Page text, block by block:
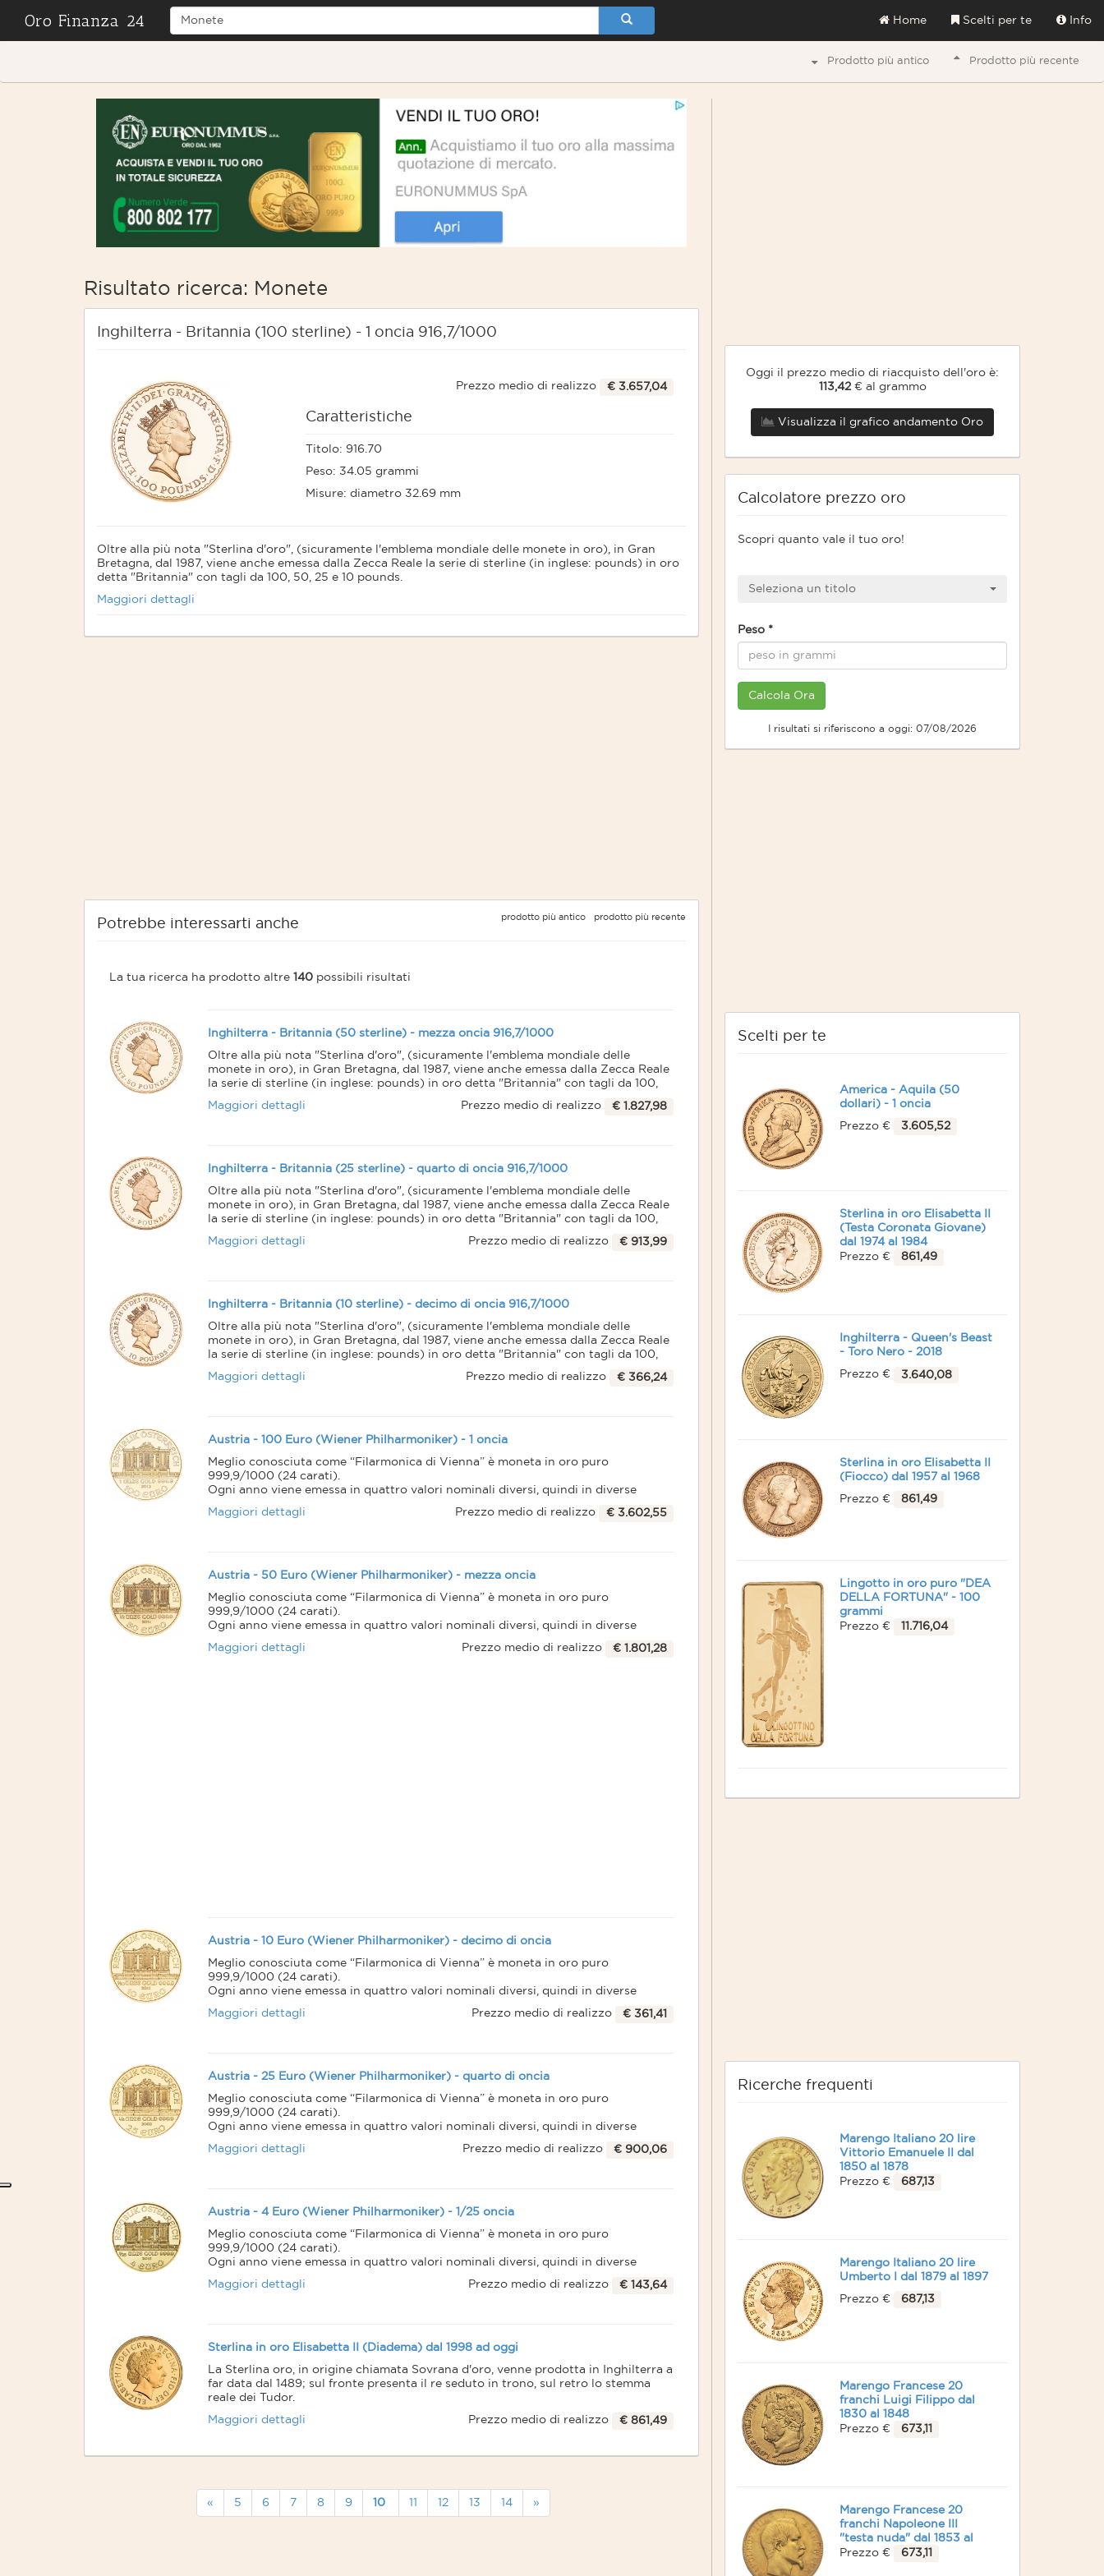
Oro Finanza 24 Home Scelti per te Info
Prodotto più antico Prodotto più recente
Risultato ricerca: Monete
Inghilterra - Britannia (100 sterline) - 1 oncia 916,7/1000
Prezzo medio di realizzo € 3.657,04
Caratteristiche
Titolo: 916.70
Peso: 34.05 grammi
Misure: diametro 32.69 mm
Oltre alla più nota "Sterlina d'oro", (sicuramente l'emblema mondiale delle monete in oro), in Gran
Bretagna, dal 1987, viene anche emessa dalla Zecca Reale la serie di sterline (in inglese: pounds) in oro
detta "Britannia" con tagli da 100, 50, 25 e 10 pounds.
la personificazione di "Britannia", spesso rappresentata mentre impugna un tridente e con il capo
La moneta britannica da 100 sterline-pounds in oro contiene esattamente un'oncia di metallo prezioso.
Maggiori dettagli
prodotto più recente
prodotto più antico
Potrebbe interessarti anche
La tua ricerca ha prodotto altre 140 possibili risultati
Inghilterra - Britannia (50 sterline) - mezza oncia 916,7/1000
Oltre alla più nota "Sterlina d'oro", (sicuramente l'emblema mondiale delle
monete in oro), in Gran Bretagna, dal 1987, viene anche emessa dalla Zecca Reale
la serie di sterline (in inglese: pounds) in oro detta "Britannia" con tagli da 100,
Sul lato dritto appare ovviamente il profilo della Regina Elisabetta II; sul lato
un'oncia di metallo prezioso.
Maggiori dettagli Prezzo medio di realizzo € 1.827,98
Inghilterra - Britannia (25 sterline) - quarto di oncia 916,7/1000
Oltre alla più nota "Sterlina d'oro", (sicuramente l'emblema mondiale delle
monete in oro), in Gran Bretagna, dal 1987, viene anche emessa dalla Zecca Reale
la serie di sterline (in inglese: pounds) in oro detta "Britannia" con tagli da 100,
Sul lato dritto appare ovviamente il profilo della Regina Elisabetta II; sul lato
un'oncia di metallo prezioso.
Maggiori dettagli Prezzo medio di realizzo € 913,99
Inghilterra - Britannia (10 sterline) - decimo di oncia 916,7/1000
Oltre alla più nota "Sterlina d'oro", (sicuramente l'emblema mondiale delle
monete in oro), in Gran Bretagna, dal 1987, viene anche emessa dalla Zecca Reale
la serie di sterline (in inglese: pounds) in oro detta "Britannia" con tagli da 100,
Sul lato dritto appare ovviamente il profilo della Regina Elisabetta II; sul lato
un'oncia di metallo prezioso.
Maggiori dettagli Prezzo medio di realizzo € 366,24
Austria - 100 Euro (Wiener Philharmoniker) - 1 oncia
Meglio conosciuta come “Filarmonica di Vienna” è moneta in oro puro
999,9/1000 (24 carati).
Ogni anno viene emessa in quattro valori nominali diversi, quindi in diverse
E’ usata come moneta da investimento (moneta lingotto o bullion), anche se poi
Maggiori dettagli Prezzo medio di realizzo € 3.602,55
Austria - 50 Euro (Wiener Philharmoniker) - mezza oncia
Meglio conosciuta come “Filarmonica di Vienna” è moneta in oro puro
999,9/1000 (24 carati).
Ogni anno viene emessa in quattro valori nominali diversi, quindi in diverse
E’ usata come moneta da investimento (moneta lingotto o bullion), anche se poi
Maggiori dettagli Prezzo medio di realizzo € 1.801,28
Austria - 10 Euro (Wiener Philharmoniker) - decimo di oncia
Meglio conosciuta come “Filarmonica di Vienna” è moneta in oro puro
999,9/1000 (24 carati).
Ogni anno viene emessa in quattro valori nominali diversi, quindi in diverse
E’ usata come moneta da investimento (moneta lingotto o bullion), anche se poi
Maggiori dettagli Prezzo medio di realizzo € 361,41
Austria - 25 Euro (Wiener Philharmoniker) - quarto di oncia
Meglio conosciuta come “Filarmonica di Vienna” è moneta in oro puro
999,9/1000 (24 carati).
Ogni anno viene emessa in quattro valori nominali diversi, quindi in diverse
E’ usata come moneta da investimento (moneta lingotto o bullion), anche se poi
Maggiori dettagli Prezzo medio di realizzo € 900,06
Austria - 4 Euro (Wiener Philharmoniker) - 1/25 oncia
Meglio conosciuta come “Filarmonica di Vienna” è moneta in oro puro
999,9/1000 (24 carati).
Ogni anno viene emessa in quattro valori nominali diversi, quindi in diverse
E’ usata come moneta da investimento (moneta lingotto o bullion), anche se poi
Maggiori dettagli Prezzo medio di realizzo € 143,64
Sterlina in oro Elisabetta II (Diadema) dal 1998 ad oggi
La Sterlina oro, in origine chiamata Sovrana d'oro, venne prodotta in Inghilterra a
far data dal 1489; sul fronte presenta il re seduto in trono, sul retro lo stemma
reale dei Tudor.
quella reintrodotta nel Regno Unito nel 1817, facilmente identificabile dalla
dell'incisore italiano Benedetto Pistrucci
La sterlina oro Elisabetta II è presente attualmente sul mercato in 5 ritratti.
La moneta qui riprodotta presenta sul fronte il ritratto della regina Elisabetta.
Maggiori dettagli Prezzo medio di realizzo € 861,49
« 5 6 7 8 9 10 11 12 13 14 »
Oggi il prezzo medio di riacquisto dell'oro è:
113,42€ al grammo
Visualizza il grafico andamento Oro
Calcolatore prezzo oro
Scopri quanto vale il tuo oro!
Seleziona un titolo
Peso *
I risultati si riferiscono a oggi: 07/08/2026
Scelti per te
America - Aquila (50
dollari) - 1 oncia
Prezzo €
3.605,52
Sterlina in oro Elisabetta II
(Testa Coronata Giovane)
dal 1974 al 1984
Prezzo €
861,49
Inghilterra - Queen's Beast
- Toro Nero - 2018
Prezzo €
3.640,08
Sterlina in oro Elisabetta II
(Fiocco) dal 1957 al 1968
Prezzo €
861,49
Lingotto in oro puro "DEA
DELLA FORTUNA" - 100
grammi
Prezzo €
11.716,04
Ricerche frequenti
Marengo Italiano 20 lire
Vittorio Emanuele II dal
1850 al 1878
Prezzo €
687,13
Marengo Italiano 20 lire
Umberto I dal 1879 al 1897
Prezzo €
687,13
Marengo Francese 20
franchi Luigi Filippo dal
1830 al 1848
Prezzo €
673,11
Marengo Francese 20
franchi Napoleone III
"testa nuda" dal 1853 al
1860
Prezzo € 673,11